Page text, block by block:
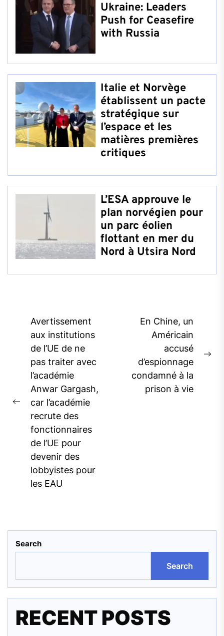
Ukraine: Leaders
Push for Ceasefire
with Russia
Italie et Norvège
établissent un pacte
stratégique sur
l’espace et les
matières premières
critiques
L’ESA approuve le
plan norvégien pour
un parc éolien
flottant en mer du
Nord à Utsira Nord
Post
navigation
Previous
post:
Avertissement
aux institutions
de l’UE de ne
pas traiter avec
l’académie
Anwar Gargash,
car l’académie
recrute des
fonctionnaires
de l’UE pour
devenir des
lobbyistes pour
les EAU
En Chine, un
Américain
accusé
d’espionnage
condamné à la
prison à vie
Search
Search
RECENT POSTS